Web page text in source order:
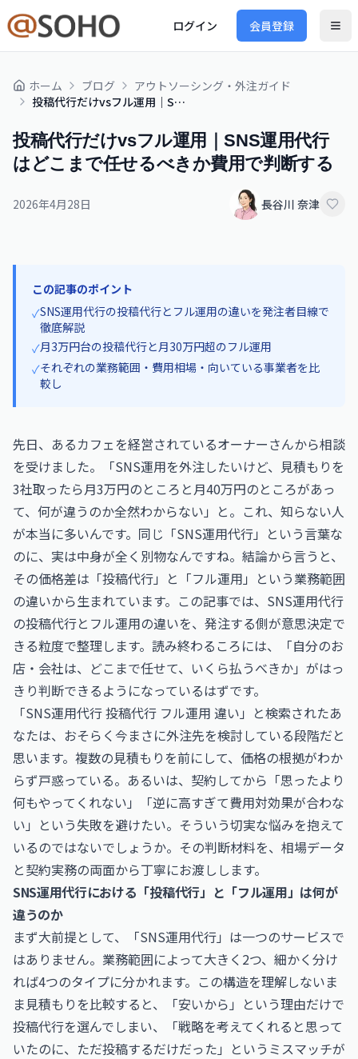
ログイン 会員登録
ホーム ブログ
アウトソーシング・外注ガイド
投稿代行だけvsフル運用｜SNS運用代行はどこまで任せるべきか費用で判断する
投稿代行だけvsフル運用｜SNS運用代行
はどこまで任せるべきか費用で判断する
2026年4月28日 長谷川 奈津
この記事のポイント
✓SNS運用代行の投稿代行とフル運用の違いを発注者目線で
徹底解説
✓月3万円台の投稿代行と月30万円超のフル運用
✓それぞれの業務範囲・費用相場・向いている事業者を比
較し
先日、あるカフェを経営されているオーナーさんから相談
を受けました。「SNS運用を外注したいけど、見積もりを
3社取ったら月3万円のところと月40万円のところがあっ
て、何が違うのか全然わからない」と。これ、知らない人
が本当に多いんです。同じ「SNS運用代行」という言葉な
のに、実は中身が全く別物なんですね。結論から言うと、
その価格差は「投稿代行」と「フル運用」という業務範囲
の違いから生まれています。この記事では、SNS運用代行
の投稿代行とフル運用の違いを、発注する側が意思決定で
きる粒度で整理します。読み終わるころには、「自分のお
店・会社は、どこまで任せて、いくら払うべきか」がはっ
きり判断できるようになっているはずです。
「SNS運用代行 投稿代行 フル運用 違い」と検索されたあ
なたは、おそらく今まさに外注先を検討している段階だと
思います。複数の見積もりを前にして、価格の根拠がわか
らず戸惑っている。あるいは、契約してから「思ったより
何もやってくれない」「逆に高すぎて費用対効果が合わな
い」という失敗を避けたい。そういう切実な悩みを抱えて
いるのではないでしょうか。その判断材料を、相場データ
と契約実務の両面から丁寧にお渡しします。
SNS運用代行における「投稿代行」と「フル運用」は何が
違うのか
まず大前提として、「SNS運用代行」は一つのサービスで
はありません。業務範囲によって大きく2つ、細かく分け
れば4つのタイプに分かれます。この構造を理解しないま
ま見積もりを比較すると、「安いから」という理由だけで
投稿代行を選んでしまい、「戦略を考えてくれると思って
いたのに、ただ投稿するだけだった」というミスマッチが